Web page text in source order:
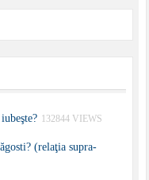
132844 VIEWS
(relaţia supra-